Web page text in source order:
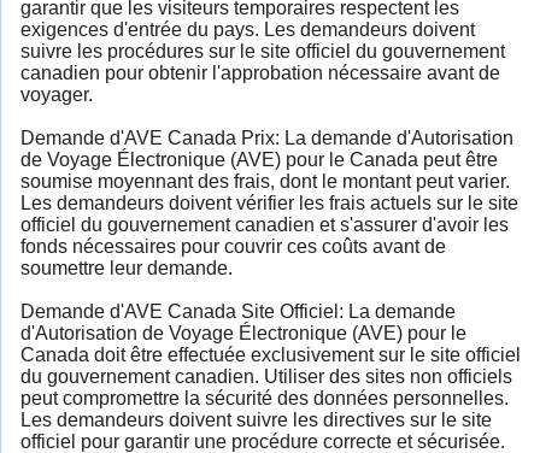
garantir que les visiteurs temporaires respectent les
exigences d'entrée du pays. Les demandeurs doivent
suivre les procédures sur le site officiel du gouvernement
canadien pour obtenir l'approbation nécessaire avant de
voyager.
Demande d'AVE Canada Prix: La demande d'Autorisation
de Voyage Électronique (AVE) pour le Canada peut être
soumise moyennant des frais, dont le montant peut varier.
Les demandeurs doivent vérifier les frais actuels sur le site
officiel du gouvernement canadien et s'assurer d'avoir les
fonds nécessaires pour couvrir ces coûts avant de
soumettre leur demande.
Demande d'AVE Canada Site Officiel: La demande
d'Autorisation de Voyage Électronique (AVE) pour le
Canada doit être effectuée exclusivement sur le site officiel
du gouvernement canadien. Utiliser des sites non officiels
peut compromettre la sécurité des données personnelles.
Les demandeurs doivent suivre les directives sur le site
officiel pour garantir une procédure correcte et sécurisée.